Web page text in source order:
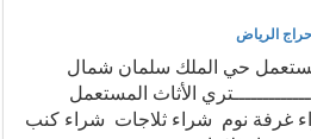
حراج الرياض
حي الملك سلمان شمال
الأثاث المستعمل
غرفة نوم شراء ثلاجات شراء كنب